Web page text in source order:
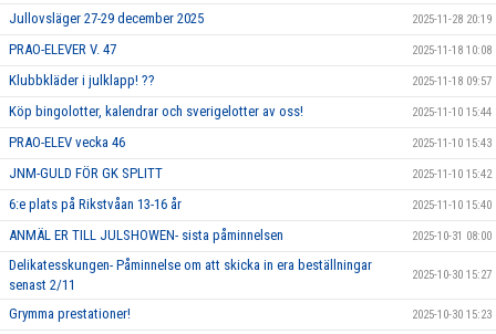
Jullovsläger 27-29 december 2025 2025-11-28 20:19
PRAO-ELEVER V. 47 2025-11-18 10:08
Klubbkläder i julklapp! ?? 2025-11-18 09:57
Köp bingolotter, kalendrar och sverigelotter av oss! 2025-11-10 15:44
PRAO-ELEV vecka 46 2025-11-10 15:43
JNM-GULD FÖR GK SPLITT 2025-11-10 15:42
6:e plats på Rikstvåan 13-16 år 2025-11-10 15:40
ANMÄL ER TILL JULSHOWEN- sista påminnelsen 2025-10-31 08:00
Delikatesskungen- Påminnelse om att skicka in era beställningar
senast 2/11
2025-10-30 15:27
Grymma prestationer! 2025-10-30 15:23